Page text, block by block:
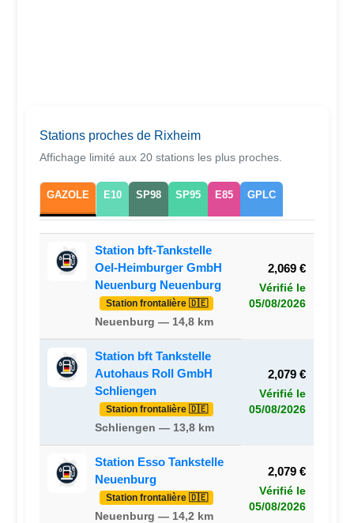
Stations proches de Rixheim
Affichage limité aux 20 stations les plus proches.
GAZOLE E10 SP98 SP95 E85 GPLC
Station bft-Tankstelle
Oel-Heimburger GmbH
Neuenburg Neuenburg
Station frontalière 🇩🇪
Neuenburg — 14,8 km
2,069 €
Vérifié le
05/08/2026
Station bft Tankstelle
Autohaus Roll GmbH
Schliengen
Station frontalière 🇩🇪
Schliengen — 13,8 km
2,079 €
Vérifié le
05/08/2026
Station Esso Tankstelle
Neuenburg
Station frontalière 🇩🇪
Neuenburg — 14,2 km
2,079 €
Vérifié le
05/08/2026